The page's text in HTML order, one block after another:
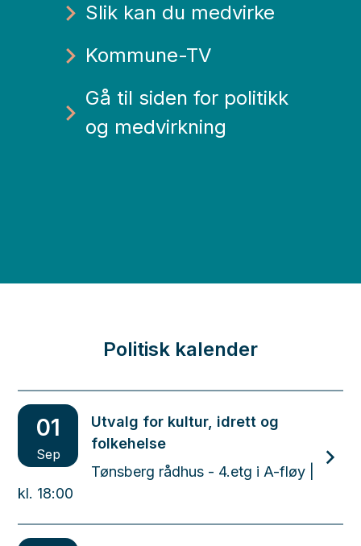
Slik kan du medvirke
Kommune-TV
Gå til siden for politikk
og medvirkning
Politisk kalender
01
Sep
Utvalg for kultur, idrett og
folkehelse
Tønsberg rådhus - 4.etg i A-fløy
kl. 18:00